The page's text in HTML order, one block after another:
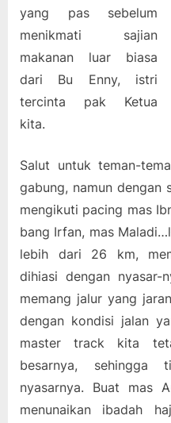
yang pas sebelum
menikmati sajian
makanan luar biasa
dari Bu Enny, istri
tercinta pak Ketua
kita.
Salut untuk teman-
gabung, namun dengan
mengikuti pacing mas
bang Irfan, mas
lebih dari 26 km,
dihiasi dengan nyasar-
memang jalur yang
dengan kondisi jalan
master track kita
besarnya,
nyasarnya. Buat mas
menunaikan ibadah